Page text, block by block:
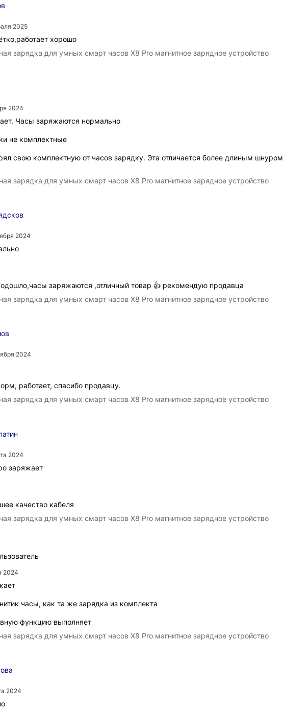
2025
хорошо
зарядка для умных смарт часов X8 Pro магнитное зарядное устройство
2024
Часы заряжаются нормально
не комплектные
свою комплектную от часов зарядку. Эта отличается более длиным шнуром
зарядка для умных смарт часов X8 Pro магнитное зарядное устройство
2024
заряжаются ,отличный товар 👍 рекомендую продавца
зарядка для умных смарт часов X8 Pro магнитное зарядное устройство
2024
работает, спасибо продавцу.
зарядка для умных смарт часов X8 Pro магнитное зарядное устройство
2024
заряжает
качество кабеля
зарядка для умных смарт часов X8 Pro магнитное зарядное устройство
2024
часы, как та же зарядка из комплекта
функцию выполняет
зарядка для умных смарт часов X8 Pro магнитное зарядное устройство
2024